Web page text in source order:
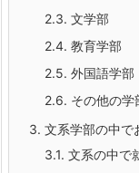
2.3. 文学部
2.4. 教育学部
2.5. 外国語学部
2.6. その他の学
3. 文系学部の中で
3.1. 文系の中で